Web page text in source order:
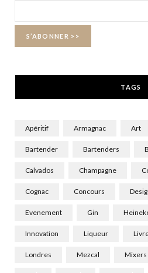
TAGS
Apéritif Armagnac Art
Bartender Bartenders
Calvados Champagne
Cognac Concours
Evenement Gin
Innovation Liqueur
Londres Mezcal Mixers